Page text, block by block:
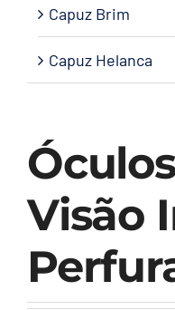
Visão
Capuz Brim
Capuz Helanca